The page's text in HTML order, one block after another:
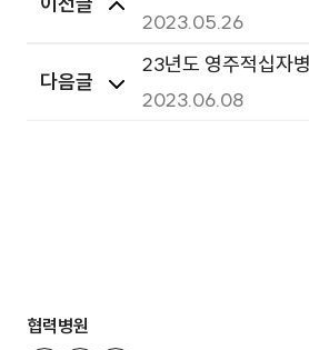
료소모품(1그룹,2그
내
2023.05.26
다음글
23년도 영주적십자
료소모품 구매 입찰
2023.06.08
협력병원